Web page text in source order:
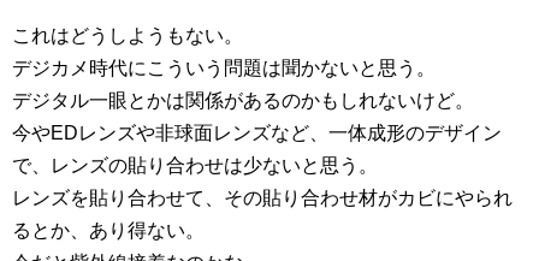
これはどうしようもない。
デジカメ時代にこういう問題は聞かないと思う。
デジタル一眼とかは関係があるのかもしれないけど。
今やEDレンズや非球面レンズなど、一体成形のデザイン
で、レンズの貼り合わせは少ないと思う。
レンズを貼り合わせて、その貼り合わせ材がカビにやられ
るとか、あり得ない。